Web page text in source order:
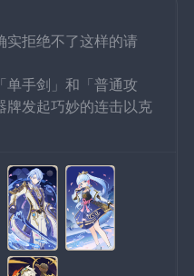
实拒绝不了这样的请
单手剑」和「普通攻
牌发起巧妙的连击以克